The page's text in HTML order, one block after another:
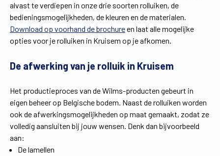
alvast te verdiepen in onze drie soorten rolluiken, de
bedieningsmogelijkheden, de kleuren en de materialen.
Download op voorhand de brochureen laat alle mogelijke
opties voor je rolluiken in Kruisem op je afkomen.
De afwerking van je rolluik in Kruisem
Het productieproces van de Wilms-producten gebeurt in
eigen beheer op Belgische bodem. Naast de rolluiken worden
ook de afwerkingsmogelijkheden op maat gemaakt, zodat ze
volledig aansluiten bij jouw wensen. Denk dan bijvoorbeeld
aan:
De lamellen